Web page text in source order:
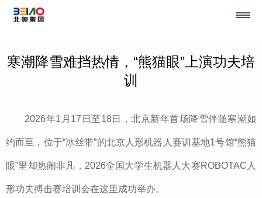
寒潮降雪难挡热情，“熊猫眼”上演功夫培
训
2026年1月17日至18日，北京新年首场降雪伴随寒潮如
约而至，位于“冰丝带”的北京人形机器人赛训基地1号馆“熊猫
眼”里却热闹非凡，2026全国大学生机器人大赛ROBOTAC人
形功夫搏击赛培训会在这里成功举办。